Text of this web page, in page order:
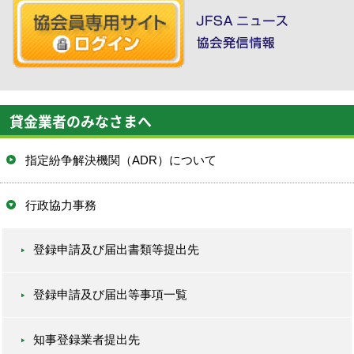
貸金業者のみなさまへ
指定紛争解決機関（ADR）について
行政協力事務
登録申請及び届出書類等提出先
登録申請及び届出等事項一覧
知事登録業者提出先